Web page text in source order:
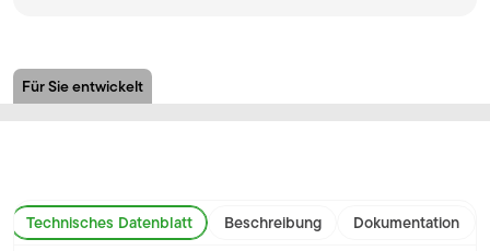
Für Sie entwickelt
Technisches Datenblatt Beschreibung Dokumentation